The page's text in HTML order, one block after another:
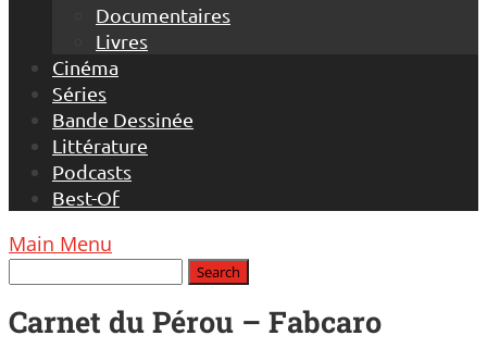
Documentaires
Livres
Cinéma
Séries
Bande Dessinée
Littérature
Podcasts
Best-Of
Main Menu
Carnet du Pérou – Fabcaro